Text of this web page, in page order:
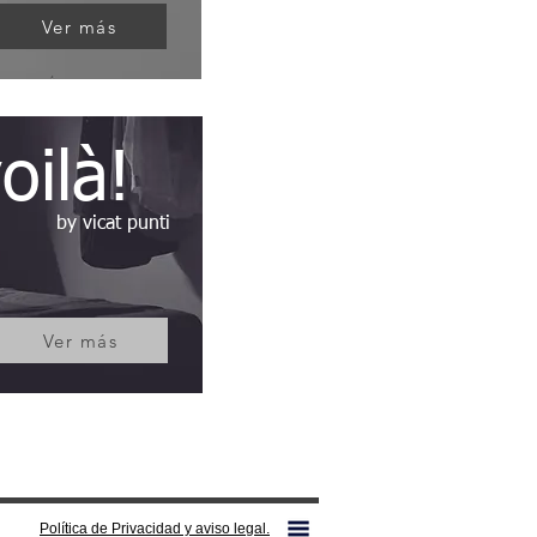
Ver más
Ver más
by vicat punti
Política de Privacidad y aviso legal.